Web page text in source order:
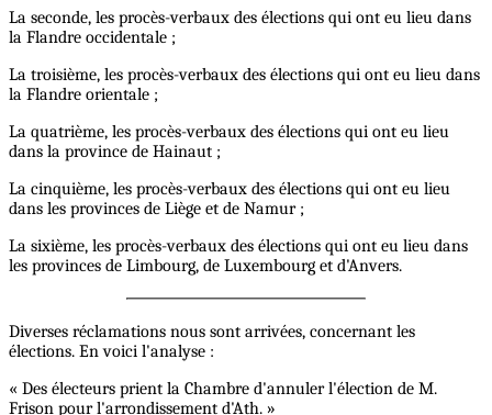
La seconde, les procès-verbaux des élections qui ont eu lieu dans
la Flandre occidentale ;
La troisième, les procès-verbaux des élections qui ont eu lieu dans
la Flandre orientale ;
La quatrième, les procès-verbaux des élections qui ont eu lieu
dans la province de Hainaut ;
La cinquième, les procès-verbaux des élections qui ont eu lieu
dans les provinces de Liège et de Namur ;
La sixième, les procès-verbaux des élections qui ont eu lieu dans
les provinces de Limbourg, de Luxembourg et d'Anvers.
Diverses réclamations nous sont arrivées, concernant les
élections. En voici l'analyse :
« Des électeurs prient la Chambre d'annuler l'élection de M.
Frison pour l'arrondissement d'Ath. »